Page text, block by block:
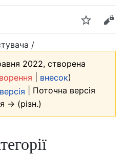
Спостерігати
Редагувати
/
2022, створена
внесок)
| Поточна версія
→ (різн.)